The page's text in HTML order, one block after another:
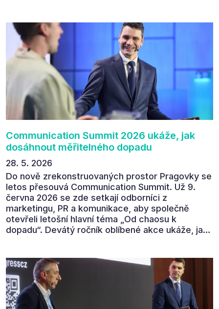
zúčastnit i příštího ročníku. „Příjemná konference,
výborný program, hezké prostory, Daniel Stach
absolutně nejlepší moderátor!!!“ Tak shrnul
Communication Summit jeden z 330 účastníků ve
své zpětné vazbě. Ta potvrdila, co bylo slyšet i
cítit po celý 9. červen v Pragovce – že ročník s
tématem „Od chaosu k dopadu“ se skutečně
povedl.
Communication Summit 2026 ukáže, jak
dosáhnout měřitelného dopadu
28. 5. 2026
Do nově zrekonstruovaných prostor Pragovky se
letos přesouvá Communication Summit. Už 9.
června 2026 se zde setkají odborníci z
marketingu, PR a komunikace, aby společně
otevřeli letošní hlavní téma „Od chaosu k
dopadu“. Devátý ročník oblíbené akce ukáže, jak